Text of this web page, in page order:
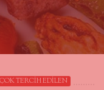
TERCİH EDİLEN